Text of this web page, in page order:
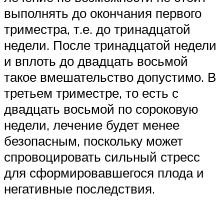
выполнять до окончания первого
триместра, т.е. до тринадцатой
недели. После тринадцатой недели
и вплоть до двадцать восьмой
такое вмешательство допустимо. В
третьем триместре, то есть с
двадцать восьмой по сороковую
недели, лечение будет менее
безопасным, поскольку может
спровоцировать сильный стресс
для сформировавшегося плода и
негативные последствия.